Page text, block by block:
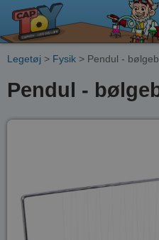
Legetøj > Fysik > Pendul -
Pendul -